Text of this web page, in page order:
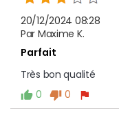
20/12/2024 08:28
Par Maxime K.
Parfait
Très bon qualité
thumb_up 0 thumb_down 0 flag